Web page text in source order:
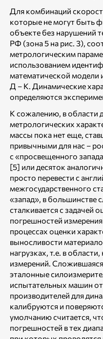
Для комбинаций
которые не могут быть
объекте без нарушений
РФ (зона 5 на рис. 3),
метрологическим
использованием
математической модели
Д – К. Динамические
определяются
К сожалению, в области
метрологических
массы пока нет еще,
привычными для нас –
с «просвещенного
[5] или десяток
просто перевести с
межгосударственного
«запад», в большинстве
сталкивается с задачей
погрешностей
процессах оценки
выносливости
нагрузках, т.е. в
измерений.
эталонные
испытательных машин
производителей для
калибруются и
умолчанию считается,
погрешностей в тех